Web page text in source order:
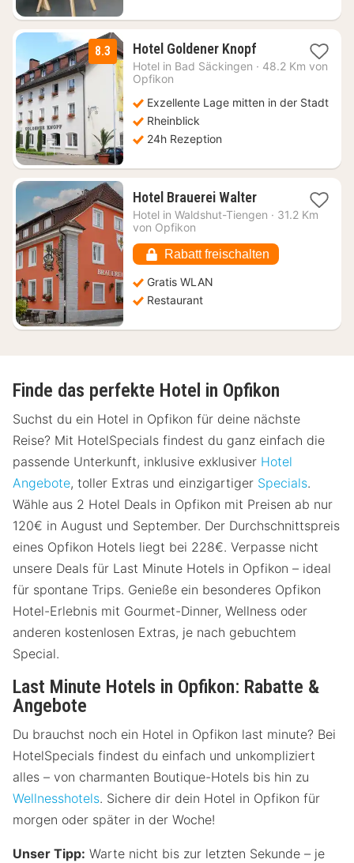
8.3 Hotel Goldener Knopf1
Nacht
€
Hotel in Bad Säckingen · 48.2 Km von
Opfikon
Exzellente Lage mitten in der Stadt
Rheinblick
24h Rezeption
Hotel Brauerei Walter1
Nacht
€
Hotel in Waldshut-Tiengen · 31.2 Km
von Opfikon
Rabatt freischalten
Gratis WLAN
Restaurant
Finde das perfekte Hotel in Opfikon
Suchst du ein Hotel in Opfikon für deine nächste
Reise? Mit HotelSpecials findest du ganz einfach die
passende Unterkunft, inklusive exklusiver Hotel
Angebote, toller Extras und einzigartiger Specials.
Wähle aus 2 Hotel Deals in Opfikon mit Preisen ab nur
120€ in August und September. Der Durchschnittspreis
eines Opfikon Hotels liegt bei 228€. Verpasse nicht
unsere Deals für Last Minute Hotels in Opfikon – ideal
für spontane Trips. Genieße ein besonderes Opfikon
Hotel-Erlebnis mit Gourmet-Dinner, Wellness oder
anderen kostenlosen Extras, je nach gebuchtem
Special.
Last Minute Hotels in Opfikon: Rabatte &
Angebote
Du brauchst noch ein Hotel in Opfikon last minute? Bei
HotelSpecials findest du einfach und unkompliziert
alles – von charmanten Boutique-Hotels bis hin zu
Wellnesshotels. Sichere dir dein Hotel in Opfikon für
morgen oder später in der Woche!
Unser Tipp: Warte nicht bis zur letzten Sekunde – je